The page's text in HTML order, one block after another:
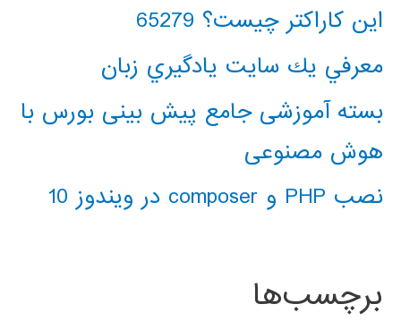
این کاراکتر چیست؟ 65279
معرفي يك سايت يادگيري زبان
بسته آموزشی جامع پیش بینی بورس با
هوش مصنوعی
نصب PHP و composer در ویندوز 10
برچسب‌ها